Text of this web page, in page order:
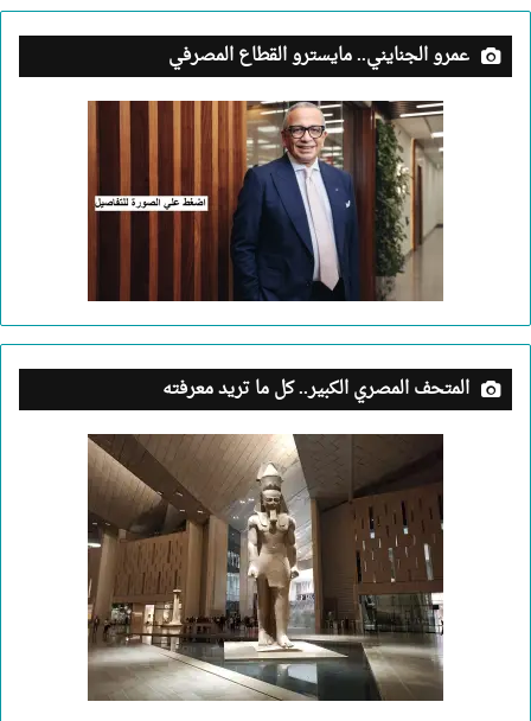
عمرو الجنايني.. مايسترو القطاع المصرفي
المتحف المصري الكبير.. كل ما تريد معرفته